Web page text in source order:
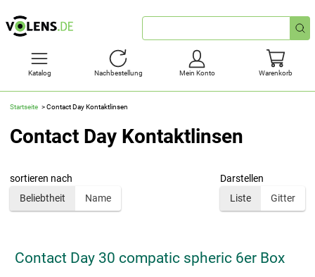
Schnellsuche
Katalog Nachbestellung Mein Konto Warenkorb
Startseite Contact Day Kontaktlinsen
Contact Day Kontaktlinsen
sortieren nach
Beliebtheit
Name
Darstellen
Liste
Gitter
Contact Day 30 compatic spheric 6er Box